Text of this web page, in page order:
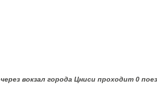
через вокзал города Цниси проходит 0